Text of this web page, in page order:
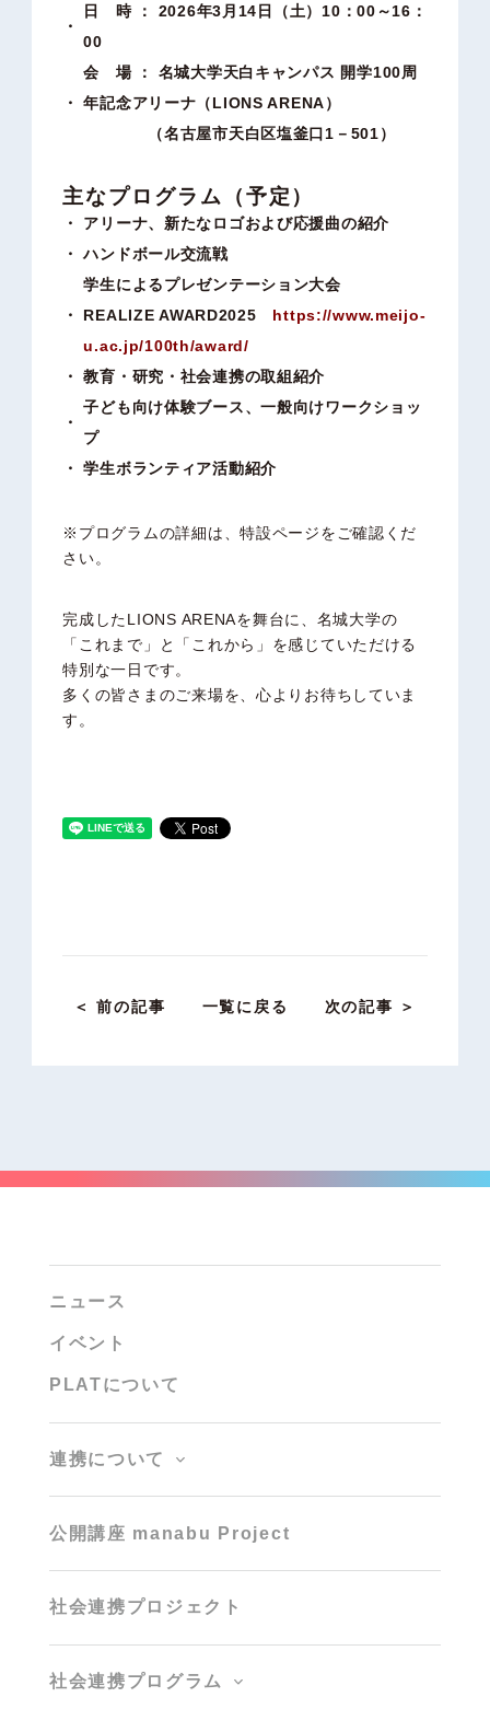
日 時
： 2026年3月14日（土）10：00～16：
00
会 場
： 名城大学天白キャンパス 開学100周
年記念アリーナ（LIONS ARENA）
（名古屋市天白区塩釜口1－501）
主なプログラム（予定）
アリーナ、新たなロゴおよび応援曲の紹介
ハンドボール交流戦
学生によるプレゼンテーション大会
REALIZE AWARD2025 https://www.meijo-
u.ac.jp/100th/award/
教育・研究・社会連携の取組紹介
子ども向け体験ブース、一般向けワークショッ
プ
学生ボランティア活動紹介
※プログラムの詳細は、特設ページをご確認くだ
さい。
完成したLIONS ARENAを舞台に、名城大学の
「これまで」と「これから」を感じていただける
特別な一日です。
多くの皆さまのご来場を、心よりお待ちしていま
す。
＜ 前の記事 一覧に戻る 次の記事 ＞
ニュース
イベント
PLATについて
連携について
公開講座 manabu Project
社会連携プロジェクト
社会連携プログラム